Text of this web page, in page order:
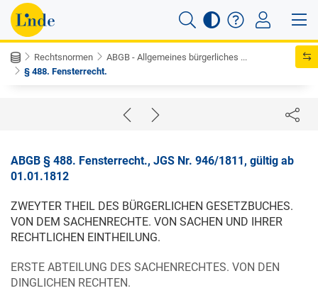
Rechtsnormen
ABGB - Allgemeines bürgerliches ...
§ 488. Fensterrecht.
ABGB § 488. Fensterrecht., JGS Nr. 946/1811, gültig ab
01.01.1812
ZWEYTER THEIL DES BÜRGERLICHEN GESETZBUCHES.
VON DEM SACHENRECHTE. VON SACHEN UND IHRER
RECHTLICHEN EINTHEILUNG.
ERSTE ABTEILUNG DES SACHENRECHTES. VON DEN
DINGLICHEN RECHTEN.